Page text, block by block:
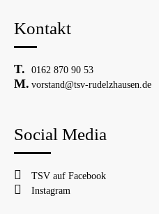
Kontakt
0162 870 90 53
vorstand@tsv-rudelzhausen.de
Social Media
TSV auf Facebook
Instagram